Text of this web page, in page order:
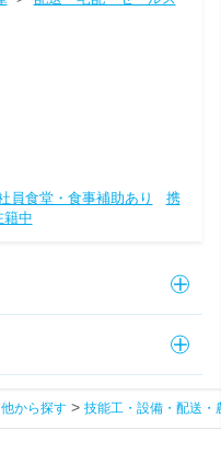
員食堂・食事補助あり
携
籍中
から探す 技能工・設備・配送・